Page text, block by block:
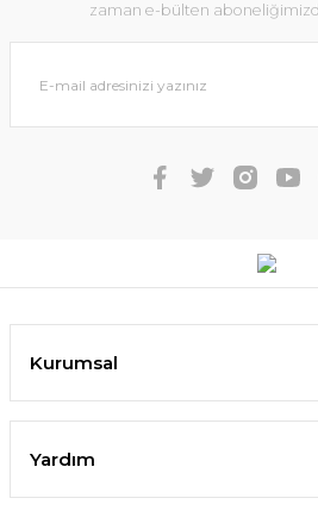
zaman e-bülten
Kurumsal
Yardım